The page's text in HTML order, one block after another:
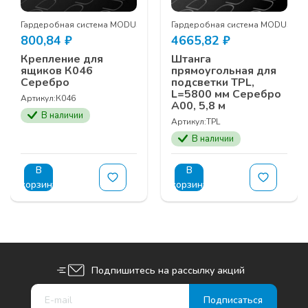
Гардеробная система MODUS
800,84 ₽
Крепление для
ящиков К046
Серебро
Артикул:К046
В наличии
В
корзину
Гардеробная система MODUS
4665,82 ₽
Штанга
прямоугольная для
подсветки TPL,
L=5800 мм Серебро
А00, 5,8 м
Артикул:TPL
В наличии
В
корзину
Подпишитесь на рассылку акций